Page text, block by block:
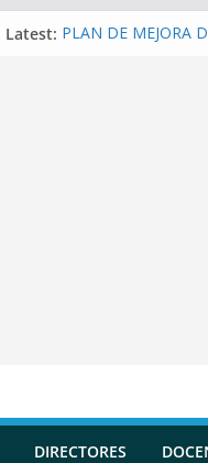
Latest: PLAN DE MEJORA
DIRECTORES